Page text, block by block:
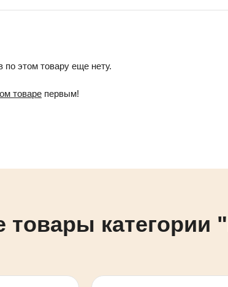
этом товару еще нету.
товаре первым!
товары